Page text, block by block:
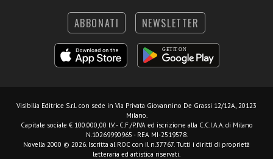
ABBONATI NEWSLETTER
Visibilia Editrice S.r.l. con sede in Via Privata Giovannino De Grassi 12/12A, 20123
Milano.
Capitale sociale € 100.000,00 I.V. - C.F./P.IVA ed iscrizione alla C.C.I.A.A. di Milano
N.10269990965 - REA MI-2519578.
Novella 2000 © 2026. Iscritta al ROC con il n.37767. Tutti i diritti di proprietà
letteraria ed artistica riservati.